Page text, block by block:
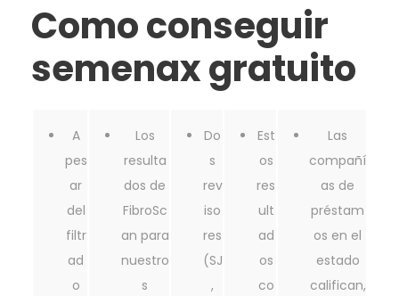
Como conseguir
semenax gratuito
A
pes
ar
del
filtr
ad
o
Los
resulta
dos de
FibroSc
an para
nuestro
s
Do
s
rev
iso
res
(SJ
,
Est
os
res
ult
ad
os
co
Las
compañí
as de
préstam
os en el
estado
califican,